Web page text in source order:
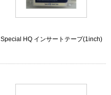
Special HQ インサートテープ(1inch)